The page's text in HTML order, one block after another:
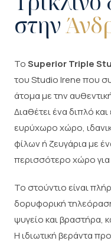
στην
ΤοSuperior Triple
του Studio Irene που
άτομα με την
Διαθέτει ένα διπλό
ευρύχωρο χώρο,
φίλων ή ζευγάρια με
περισσότερο χώρο
Το στούντιο είναι
δορυφορική
ψυγείο και βραστήρα,
Η ιδιωτική βεράντα